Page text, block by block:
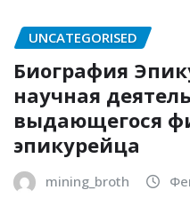
UNCATEGORISED
Биография
научная
выдающегося
эпикурейца
mining_broth